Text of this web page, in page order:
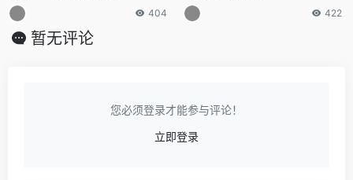
404 422
暂无评论
您必须登录才能参与评论！
立即登录